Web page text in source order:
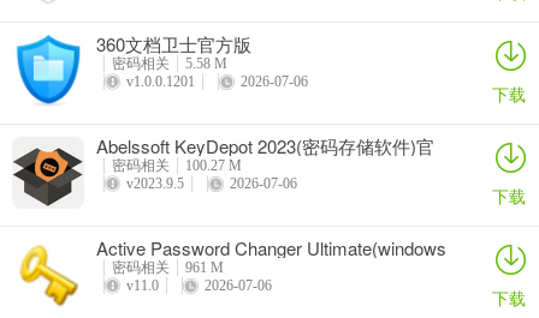
6、将fix文件夹内的文件移动替换到软件安装目录。默认安装位置为：
C:\Program Files (x86)\Nsasoft\ProductKeyExplorer。
360文档卫士官方版
密码相关
5.58 M
v1.0.0.1201
2026-07-06 下载
Abelssoft KeyDepot 2023(密码存储软件)官
方版
密码相关
100.27 M
v2023.9.5
2026-07-06 下载
Active Password Changer Ultimate(windows
密码重置)
密码相关
961 M
v11.0
2026-07-06 下载